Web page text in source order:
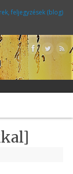
feljegyzések (blog)